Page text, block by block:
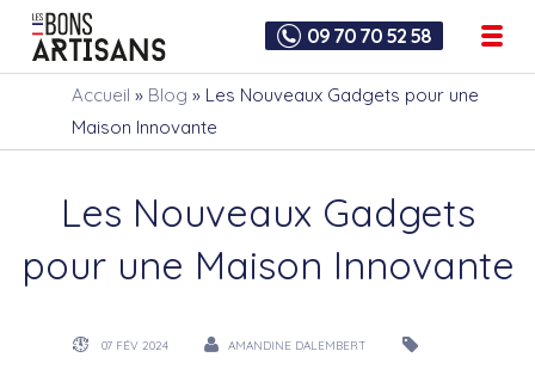
09 70 70 52 58
Accueil » Blog » Les Nouveaux Gadgets pour une
Maison Innovante
Les Nouveaux Gadgets
pour une Maison Innovante
07 FÉV 2024 AMANDINE DALEMBERT